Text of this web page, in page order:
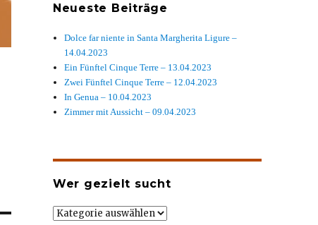
Neueste Beiträge
Dolce far niente in Santa Margherita Ligure –
14.04.2023
Ein Fünftel Cinque Terre – 13.04.2023
Zwei Fünftel Cinque Terre – 12.04.2023
In Genua – 10.04.2023
Zimmer mit Aussicht – 09.04.2023
Wer gezielt sucht
Wer